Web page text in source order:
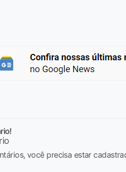
você precisa estar